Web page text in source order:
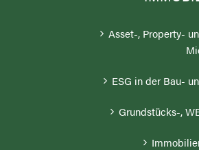
Asset-, Property-
ESG in der Bau-
Grundstücks-,